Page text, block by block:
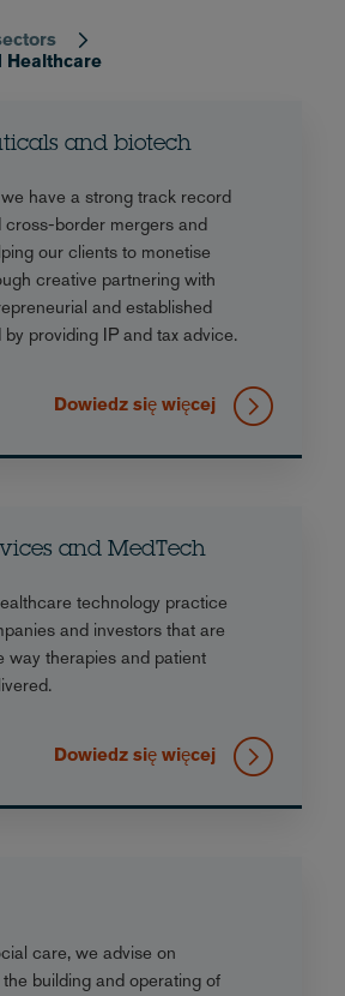
Healthcare
and biotech
have a strong track record
cross-border mergers and
our clients to monetise
creative partnering with
and established
providing IP and tax advice.
Dowiedz się więcej
and MedTech
technology practice
and investors that are
way therapies and patient
Dowiedz się więcej
care, we advise on
building and operating of